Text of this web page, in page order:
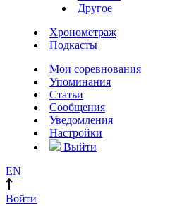
Другое
Хронометраж
Подкасты
Мои соревнования
Упоминания
Статьи
Сообщения
Уведомления
Настройки
Выйти
EN
Войти